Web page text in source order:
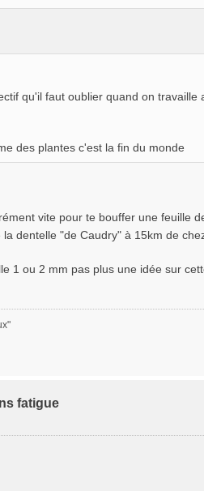
qu'il faut oublier quand on travaille
des plantes c'est la fin du monde
vite pour te bouffer une feuille
dentelle "de Caudry" à 15km de
1 ou 2 mm pas plus une idée sur
fatigue